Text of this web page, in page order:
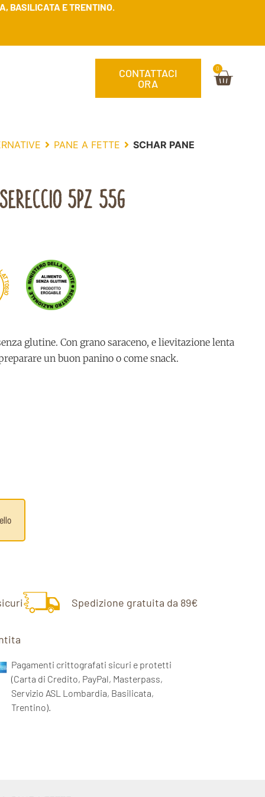
BASILICATA E TRENTINO.
CONTATTACI
ORA
0
PANE A FETTE
SCHAR PANE
5PZ 55G
A
T
T
O
S
I
O
glutine. Con grano saraceno, e lievitazione lenta
un buon panino o come snack.
Spedizione gratuita da 89€
Pagamenti crittografati sicuri e protetti
(Carta di Credito, PayPal, Masterpass,
Servizio ASL Lombardia, Basilicata,
Trentino).